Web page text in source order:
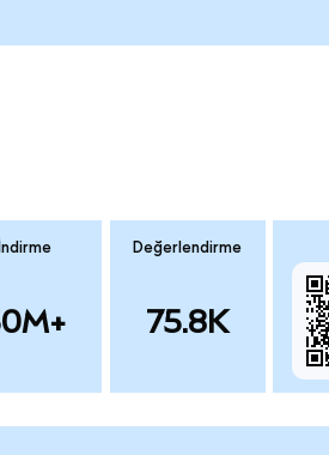
İndirme Değerlendirme
75.8K